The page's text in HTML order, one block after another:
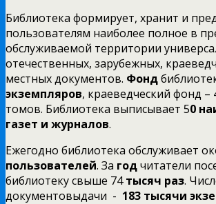
Библиотека формирует, хранит и
пользователям наиболее полное в
обслуживаемой территории
отечественных, зарубежных,
местных документов. Фонд
экземпляров, краеведческий фонд –
томов. Библиотека выписывает 50
газет и журналов.
Ежегодно библиотека обслуживает
пользователей. За годчитатели
библиотеку свыше 74тысяч раз.
документовыдачи - 183 тысячи